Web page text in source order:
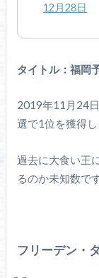
12月28日
タイトル：福岡
2019年11月24
選で1位を獲得し
過去に大食い王
るのか未知数です
フリーデン・